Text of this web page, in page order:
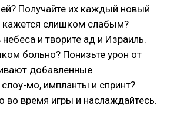
Получайте их каждый новый
кажется слишком слабым?
небеса и творите ад и Израиль.
больно? Понизьте урон от
добавленные
мо, импланты и спринт?
во время игры и наслаждайтесь.